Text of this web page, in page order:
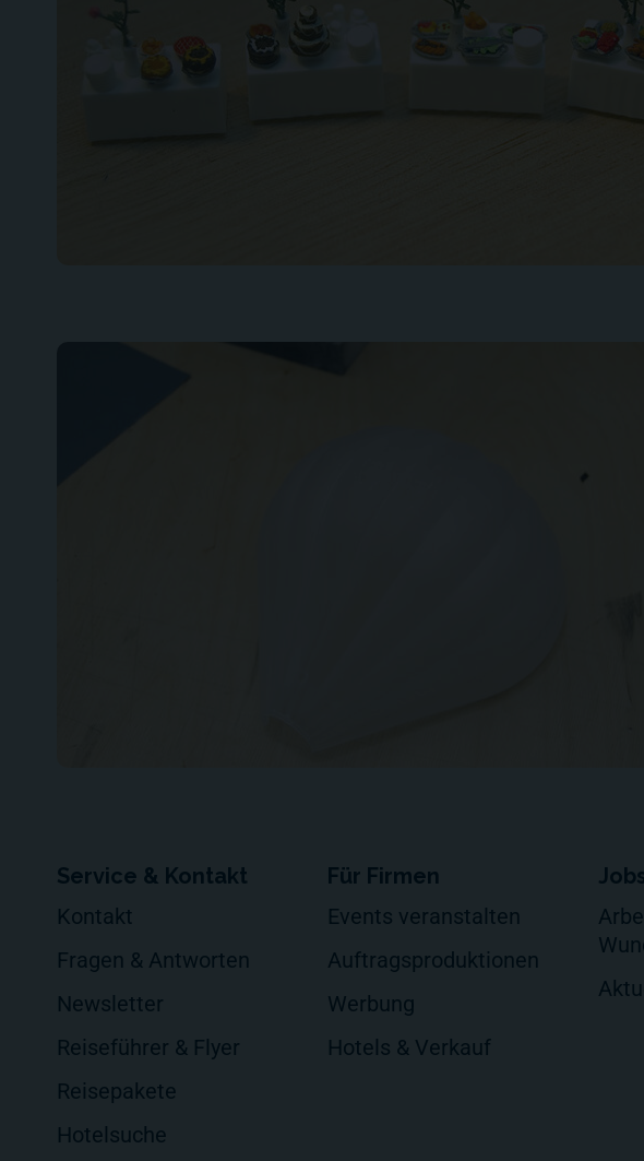
Service & Kontakt
Kontakt
Fragen & Antworten
Newsletter
Reiseführer & Flyer
Reisepakete
Hotelsuche
Für Firmen
Events veranstalten
Auftragsproduktionen
Werbung
Hotels & Verkauf